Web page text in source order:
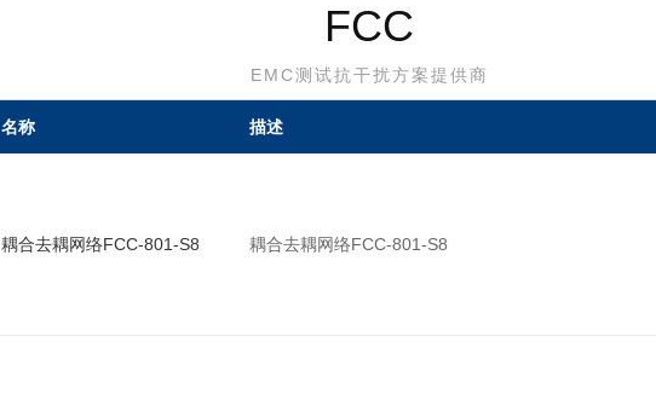
FCC
EMC测试抗干扰方案提供商
名称 描述
耦合去耦网络FCC-801-S8 耦合去耦网络FCC-801-S8